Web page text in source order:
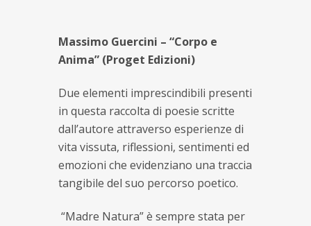
Massimo Guercini – “Corpo e
Anima” (Proget Edizioni)
Due elementi imprescindibili presenti
in questa raccolta di poesie scritte
dall’autore attraverso esperienze di
vita vissuta, riflessioni, sentimenti ed
emozioni che evidenziano una traccia
tangibile del suo percorso poetico.
“Madre Natura” è sempre stata per